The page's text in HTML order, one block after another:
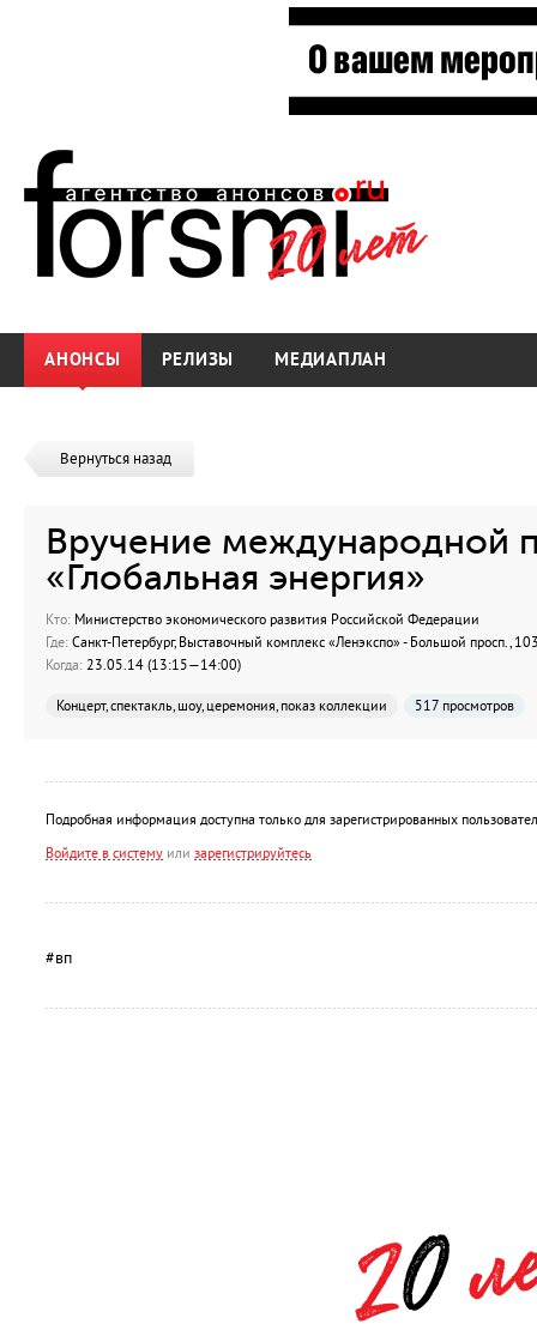
АНОНСЫ РЕЛИЗЫ МЕДИАПЛАН
Вернуться назад
Вручение международной
«Глобальная энергия»
Кто: Министерство экономического развития Российской Федерации
Где: Санкт-Петербург, Выставочный комплекс «Ленэкспо» - Большой просп.,
Когда: 23.05.14 (13:15—14:00)
Концерт, спектакль, шоу, церемония, показ коллекции 517 просмотров
Подробная информация доступна только для зарегистрированных
Войдите в систему или зарегистрируйтесь
#вп